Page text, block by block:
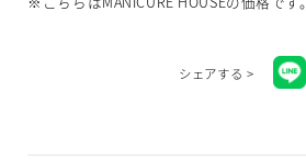
シェアする >